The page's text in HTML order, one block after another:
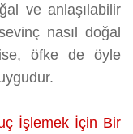
ve anlaşılabilir
nasıl doğal
ise, öfke de öyle
İşlemek İçin Bir